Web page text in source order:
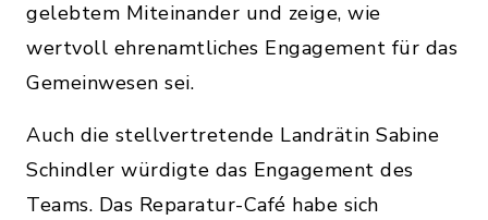
gelebtem Miteinander und zeige, wie
wertvoll ehrenamtliches Engagement für das
Gemeinwesen sei.
Auch die stellvertretende Landrätin Sabine
Schindler würdigte das Engagement des
Teams. Das Reparatur-Café habe sich